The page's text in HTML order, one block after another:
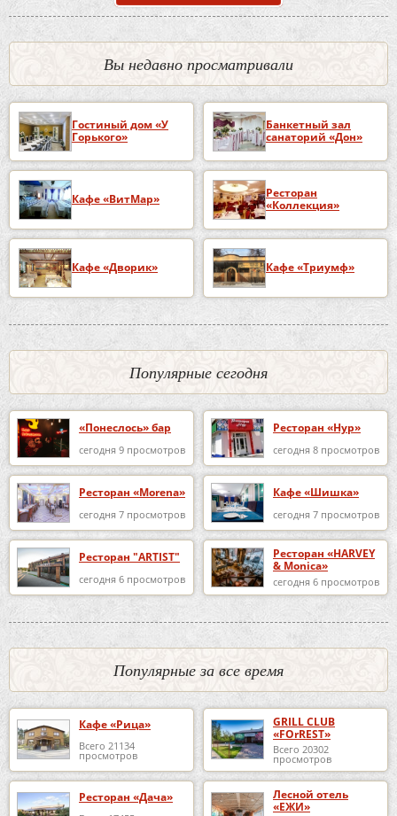
Вы недавно просматривали
Гостиный дом «У
Горького»
Банкетный зал
санаторий «Дон»
Кафе «ВитМар»
Ресторан
«Коллекция»
Кафе «Дворик» Кафе «Триумф»
Популярные сегодня
«Понеслось» бар
сегодня 9 просмотров
Ресторан «Нур»
сегодня 8 просмотров
Ресторан «Morena»
сегодня 7 просмотров
Кафе «Шишка»
сегодня 7 просмотров
Ресторан "ARTIST"
сегодня 6 просмотров
Ресторан «HARVEY
& Monica»
сегодня 6 просмотров
Популярные за все время
Кафе «Рица»
Всего 21134
просмотров
GRILL CLUB
«FOrREST»
Всего 20302
просмотров
Ресторан «Дача»
Лесной отель
«ЕЖИ»